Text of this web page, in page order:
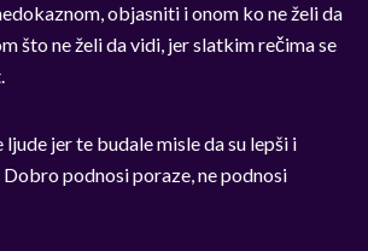
objasniti i onom ko ne želi da
što ne želi da vidi, jer slatkim rečima se
jer te budale misle da su lepši i
podnosi poraze, ne podnosi